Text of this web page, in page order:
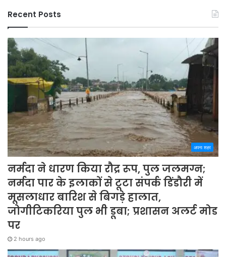
Recent Posts
अपना शहर
नर्मदा ने धारण किया रौद्र रूप, पुल जलमग्न;
नर्मदा पार के इलाकों से टूटा संपर्क डिंडौरी में
मूसलाधार बारिश से बिगड़े हालात,
जोगीटिकरिया पुल भी डूबा; प्रशासन अलर्ट मोड
पर
2 hours ago